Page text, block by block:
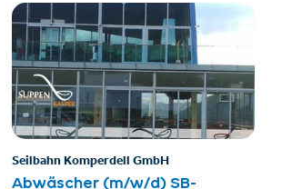
Seilbahn Komperdell GmbH
Abwäscher (m/w/d) SB-